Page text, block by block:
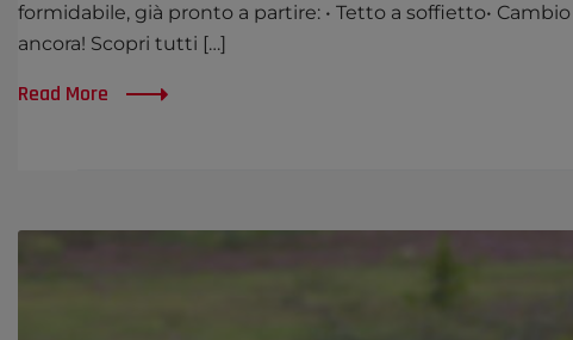
formidabile, già pronto a partire: •⁠ ⁠Tetto a soffietto•⁠
ancora! Scopri tutti […]
Read More